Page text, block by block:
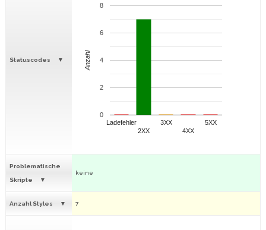
Statuscodes
Ladefehler
2XX
3XX
4XX
5XX
0
2
4
6
8
Anzahl
Problematische
Skripte
keine
Anzahl Styles 7